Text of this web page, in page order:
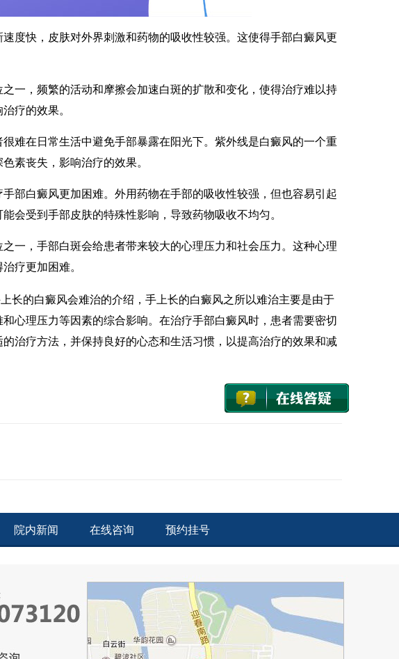
快，皮肤对外界刺激和药物的吸收性较强。这使得手部白癜风更
，频繁的活动和摩擦会加速白斑的扩散和变化，使得治疗难以持
疗的效果。
在日常生活中避免手部暴露在阳光下。紫外线是白癜风的一个重
素丧失，影响治疗的效果。
白癜风更加困难。外用药物在手部的吸收性较强，但也容易引起
会受到手部皮肤的特殊性影响，导致药物吸收不均匀。
，手部白斑会给患者带来较大的心理压力和社会压力。这种心理
疗更加困难。
长的白癜风会难治的介绍，手上长的白癜风之所以难治主要是由于
心理压力等因素的综合影响。在治疗手部白癜风时，患者需要密切
治疗方法，并保持良好的心态和生活习惯，以提高治疗的效果和减
院内新闻 在线咨询 预约挂号